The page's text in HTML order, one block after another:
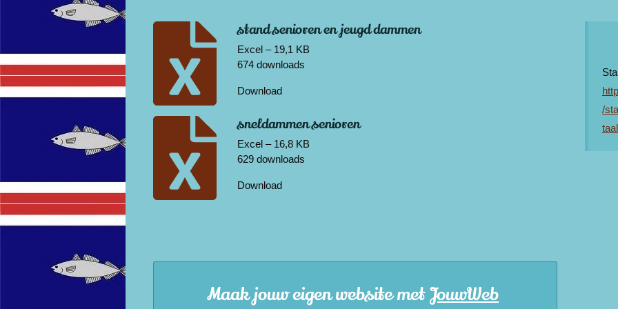
stand senioren en jeugd dammen
Excel – 19,1 KB
674 downloads
Download
sneldammen senioren
Excel – 16,8 KB
629 downloads
Download
Maak jouw eigen website met JouwWeb
/